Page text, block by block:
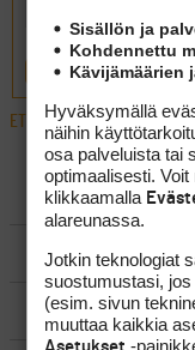
LÄHETÄ
ETUSIVU › FOORUMIT›
LUO AIHE
SÄÄNNÖT
OHJEET
Sisällön ja
Kohdennettu
Kävijämäärien
Hyväksymällä
näihin
osa palveluista tai
optimaalisesti.
klikkaamalla
alareunassa.
Jotkin teknologiat
suostumustasi,
(esim. sivun
muuttaa kaikkia
Asetukset -